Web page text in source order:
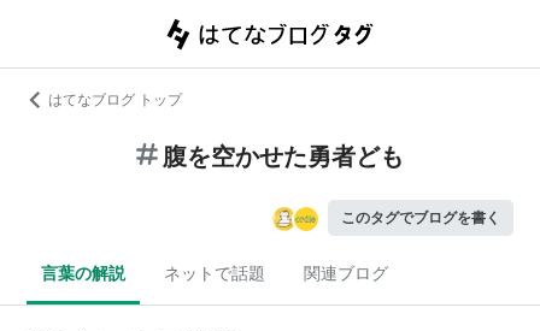
はてなブログ トップ
腹を空かせた勇者ども
このタグでブログを書く
言葉の解説 ネットで話題 関連ブログ